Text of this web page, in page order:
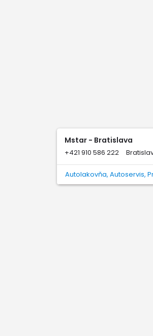
Mstar - Bratislava
+421 910 586 222
Autolakovňa, Autoservis,